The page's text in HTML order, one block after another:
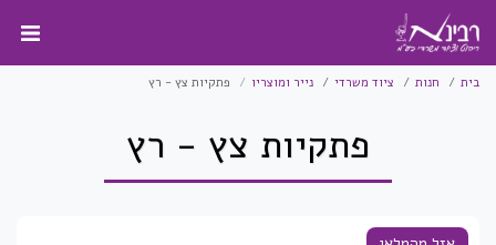
בית חנות ציוד משרדי נייר ומוצריו פתקיות צץ - רץ
פתקיות צץ - רץ